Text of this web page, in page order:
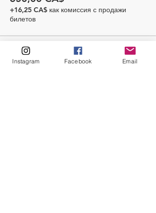
+16,25 CA$ как комиссия с продажи
билетов
Instagram Facebook Email